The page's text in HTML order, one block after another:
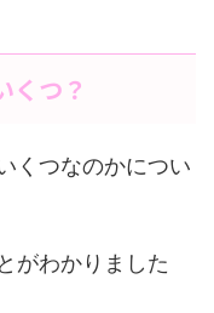
くつ？
くつなのかについ
がわかりました